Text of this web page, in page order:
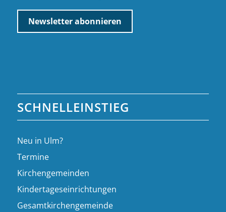
SCHNELLEINSTIEG
Neu in Ulm?
Termine
Kirchengemeinden
Kindertageseinrichtungen
Gesamtkirchengemeinde